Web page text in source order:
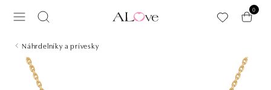
0
Náhrdelníky a prívesky